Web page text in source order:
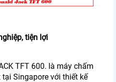
tiện lợi
TFT 600. là máy chấm
Singapore với thiết kế